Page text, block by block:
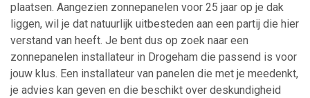
plaatsen. Aangezien zonnepanelen voor 25 jaar op je dak
liggen, wil je dat natuurlijk uitbesteden aan een partij die hier
verstand van heeft. Je bent dus op zoek naar een
zonnepanelen installateur in Drogeham die passend is voor
jouw klus. Een installateur van panelen die met je meedenkt,
je advies kan geven en die beschikt over deskundigheid